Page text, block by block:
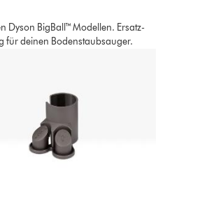
Dyson BigBall™ Modellen. Ersatz-
für deinen Bodenstaubsauger.